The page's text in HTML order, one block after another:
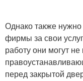
Однако также нужно
фирмы за свои
работу они могут не
перед закрытой